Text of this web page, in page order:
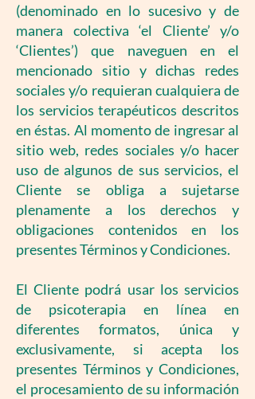
(denominado en lo sucesivo y de
manera colectiva ‘el Cliente’ y/o
‘Clientes’) que naveguen en el
mencionado sitio y dichas redes
sociales y/o requieran cualquiera de
los servicios terapéuticos descritos
en éstas. Al momento de ingresar al
sitio web, redes sociales y/o hacer
uso de algunos de sus servicios, el
Cliente se obliga a sujetarse
plenamente a los derechos y
obligaciones contenidos en los
presentes Términos y Condiciones.
El Cliente podrá usar los servicios
de psicoterapia en línea en
diferentes formatos, única y
exclusivamente, si acepta los
presentes Términos y Condiciones,
el procesamiento de su información